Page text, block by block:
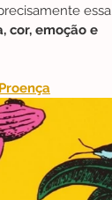
essa
cor, emoção e